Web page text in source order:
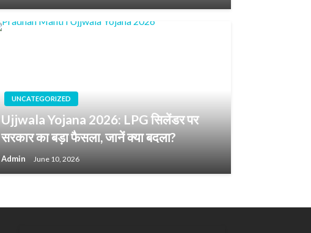
UNCATEGORIZED
Ujjwala Yojana 2026: LPG सिलेंडर पर
सरकार का बड़ा फैसला, जानें क्या बदला?
Admin June 10, 2026